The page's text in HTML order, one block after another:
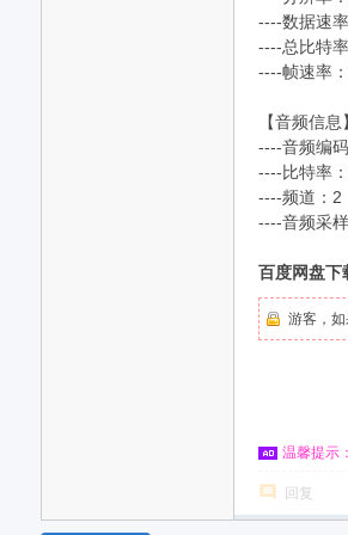
----数据速
----总比特
----帧速率
【音频信息】
----音频编
----比特率
----频道：2
----音频采
百度网盘下
游客，
温馨提示
回复